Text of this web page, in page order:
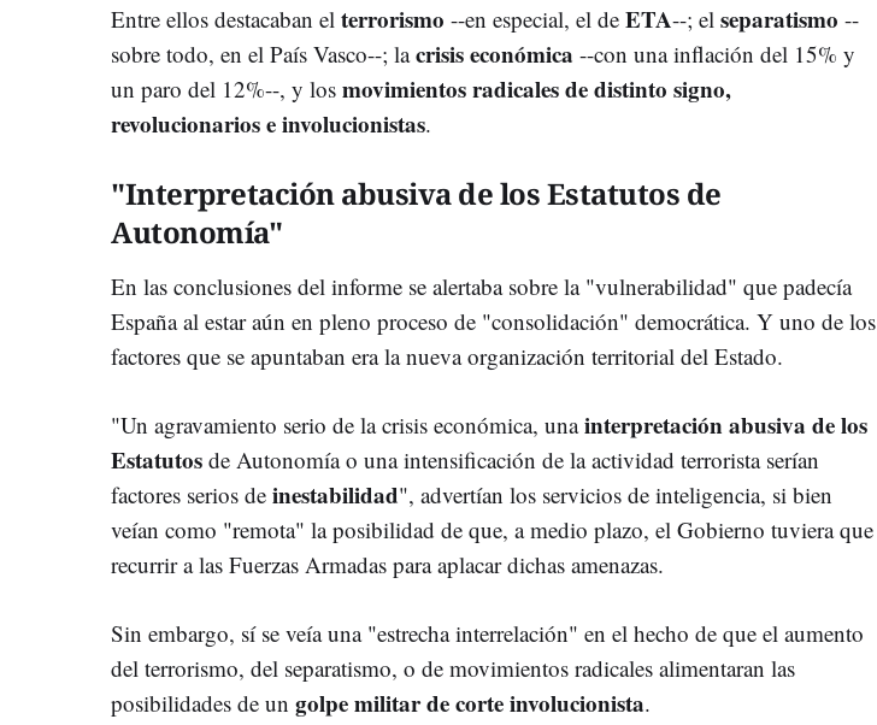
Entre ellos destacaban el terrorismo --en especial, el de ETA--; el separatismo --
sobre todo, en el País Vasco--; lacrisis económica --con una inflación del 15% y
un paro del 12%--, y los movimientos radicales de distinto signo,
revolucionarios e involucionistas.
"Interpretación abusiva de los Estatutos de
Autonomía"
En las conclusiones del informe se alertaba sobre la "vulnerabilidad" que padecía
España al estar aún en pleno proceso de "consolidación" democrática. Y uno de los
factores que se apuntaban era la nueva organización territorial del Estado.
"Un agravamiento serio de la crisis económica, unainterpretación abusiva de los
Estatutos de Autonomía o una intensificación de la actividad terrorista serían
factores serios de inestabilidad", advertían los servicios de inteligencia, si bien
veían como "remota" la posibilidad de que, a medio plazo, el Gobierno tuviera que
recurrir a las Fuerzas Armadas para aplacar dichas amenazas.
Sin embargo, sí se veía una "estrecha interrelación" en el hecho de que el aumento
del terrorismo, del separatismo, o de movimientos radicales alimentaran las
posibilidades de un golpe militar de corte involucionista.